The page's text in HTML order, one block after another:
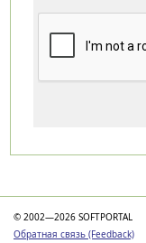
© 2002—2026 SOFTPORTAL
Обратная связь (Feedback)